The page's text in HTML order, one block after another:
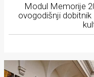
Modul Memorije
ovogodišnji